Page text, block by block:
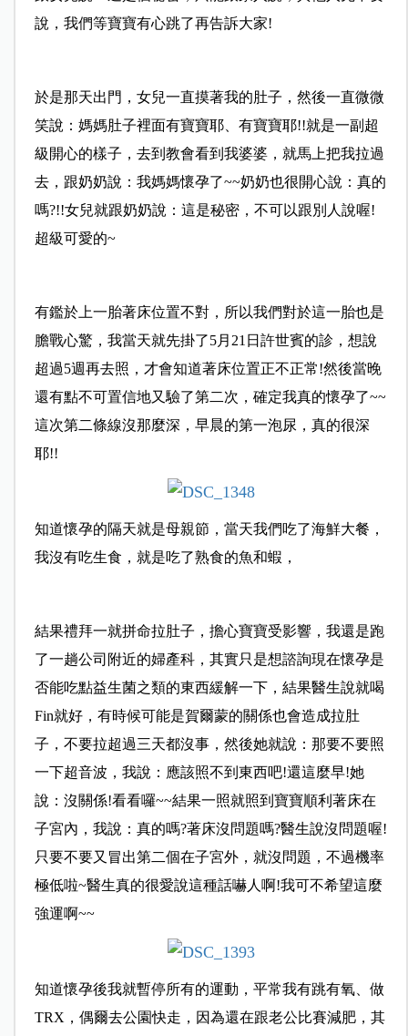
說， 我們等寶寶有心跳了再告訴大家!
於是那天出門，女兒一直摸著我的肚子，然後一直微微
笑說：媽媽肚子裡面有寶寶耶、有寶寶耶!!就是一副超
級開心的樣子， 去到教會看到我婆婆，就馬上把我拉過
去，跟奶奶說：我媽媽懷孕了~~奶奶也很開心說：真的
嗎?!!女兒就跟奶奶說：這是秘密，不可以跟別人說喔!
超級可愛的~
有鑑於上一胎著床位置不對，所以我們對於這一胎也是
膽戰心驚，我當天就先掛了5月21日許世賓的診，想說
超過5週再去照，才會知道著床位置正不正常!然後當晚
還有點不可置信地又驗了第二次，確定我真的懷孕了~~
這次第二條線沒那麼深，早晨的第一泡尿，真的很深
耶!!
知道懷孕的隔天就是母親節，當天我們吃了海鮮大餐，
我沒有吃生食，就是吃了熟食的魚和蝦，
結果禮拜一就拼命拉肚子，擔心寶寶受影響，我還是跑
了一趟公司附近的婦產科，其實只是想諮詢現在懷孕是
否能吃點益生菌之類的東西緩解一下，結果醫生說就喝
Fin就好，有時候可能是賀爾蒙的關係也會造成拉肚
子，不要拉超過三天都沒事，然後她就說：那要不要照
一下超音波，我說：應該照不到東西吧!還這麼早!她
說：沒關係!看看囉~~結果一照就照到寶寶順利著床在
子宮內，我說：真的嗎?著床沒問題嗎?醫生說沒問題喔!
只要不要又冒出第二個在子宮外，就沒問題，不過機率
極低啦~醫生真的很愛說這種話嚇人啊!我可不希望這麼
強運啊~~
知道懷孕後我就暫停所有的運動，平常我有跳有氧、做
TRX，偶爾去公園快走， 因為還在跟老公比賽減肥，其